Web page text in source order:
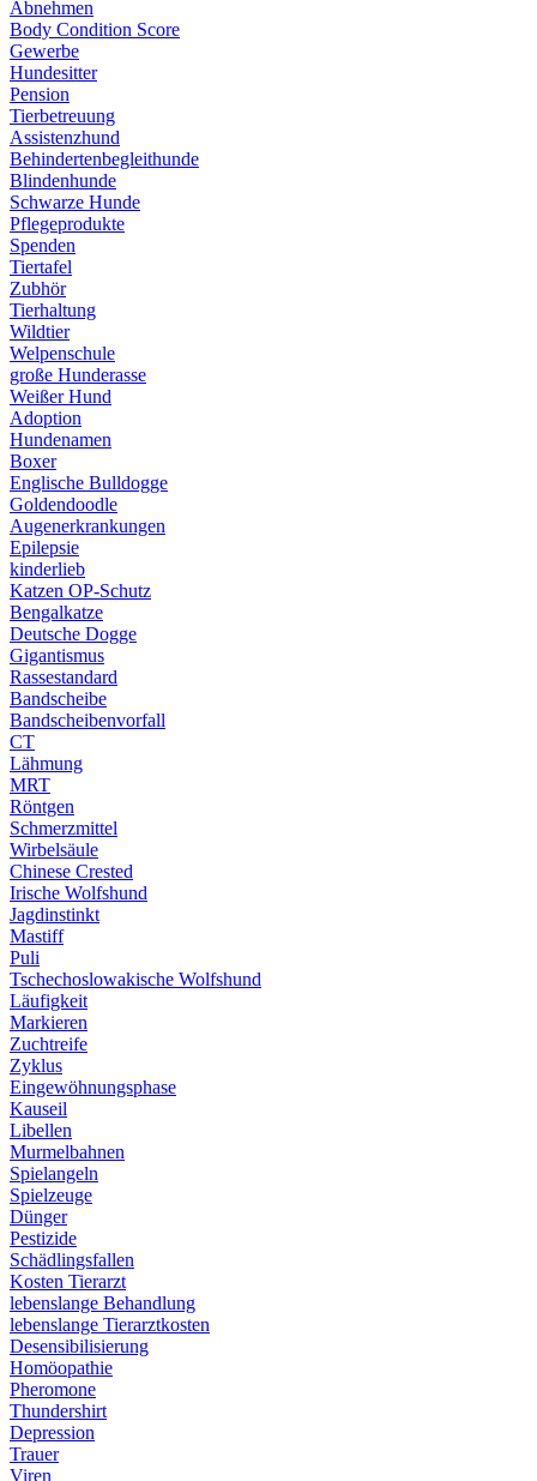
Abnehmen
Body Condition Score
Gewerbe
Hundesitter
Pension
Tierbetreuung
Assistenzhund
Behindertenbegleithunde
Blindenhunde
Schwarze Hunde
Pflegeprodukte
Spenden
Tiertafel
Zubhör
Tierhaltung
Wildtier
Welpenschule
große Hunderasse
Weißer Hund
Adoption
Hundenamen
Boxer
Englische Bulldogge
Goldendoodle
Augenerkrankungen
Epilepsie
kinderlieb
Katzen OP-Schutz
Bengalkatze
Deutsche Dogge
Gigantismus
Rassestandard
Bandscheibe
Bandscheibenvorfall
CT
Lähmung
MRT
Röntgen
Schmerzmittel
Wirbelsäule
Chinese Crested
Irische Wolfshund
Jagdinstinkt
Mastiff
Puli
Tschechoslowakische Wolfshund
Läufigkeit
Markieren
Zuchtreife
Zyklus
Eingewöhnungsphase
Kauseil
Libellen
Murmelbahnen
Spielangeln
Spielzeuge
Dünger
Pestizide
Schädlingsfallen
Kosten Tierarzt
lebenslange Behandlung
lebenslange Tierarztkosten
Desensibilisierung
Homöopathie
Pheromone
Thundershirt
Depression
Trauer
Viren